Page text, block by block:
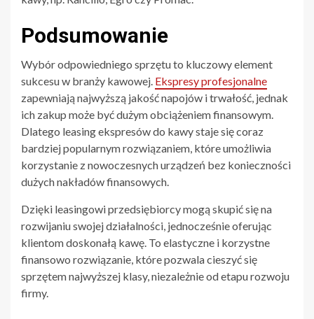
Podsumowanie
Wybór odpowiedniego sprzętu to kluczowy element
sukcesu w branży kawowej. Ekspresy profesjonalne
zapewniają najwyższą jakość napojów i trwałość, jednak
ich zakup może być dużym obciążeniem finansowym.
Dlatego leasing ekspresów do kawy staje się coraz
bardziej popularnym rozwiązaniem, które umożliwia
korzystanie z nowoczesnych urządzeń bez konieczności
dużych nakładów finansowych.
Dzięki leasingowi przedsiębiorcy mogą skupić się na
rozwijaniu swojej działalności, jednocześnie oferując
klientom doskonałą kawę. To elastyczne i korzystne
finansowo rozwiązanie, które pozwala cieszyć się
sprzętem najwyższej klasy, niezależnie od etapu rozwoju
firmy.